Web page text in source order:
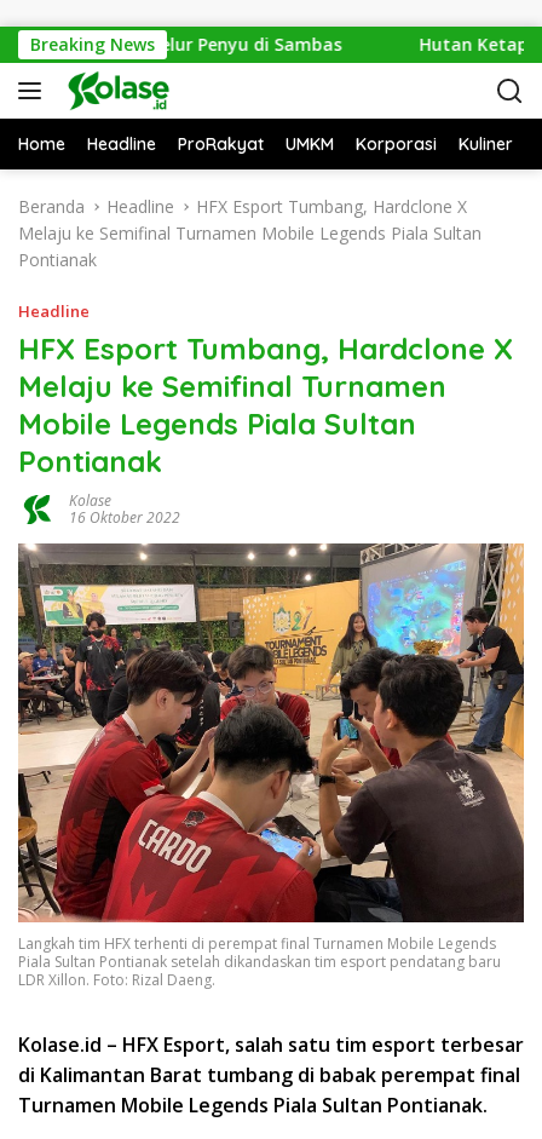
Breaking News
1.286 Telur Penyu di Sambas Hutan Ketapang
Home Headline ProRakyat UMKM Korporasi Kuliner
Beranda Headline
HFX Esport Tumbang, Hardclone X
Melaju ke Semifinal Turnamen Mobile Legends Piala Sultan
Pontianak
Headline
HFX Esport Tumbang, Hardclone X
Melaju ke Semifinal Turnamen
Mobile Legends Piala Sultan
Pontianak
Kolase
16 Oktober 2022
Langkah tim HFX terhenti di perempat final Turnamen Mobile Legends
Piala Sultan Pontianak setelah dikandaskan tim esport pendatang baru
LDR Xillon. Foto: Rizal Daeng.
Kolase.id – HFX Esport, salah satu tim esport terbesar
di Kalimantan Barat tumbang di babak perempat final
Turnamen Mobile Legends Piala Sultan Pontianak.